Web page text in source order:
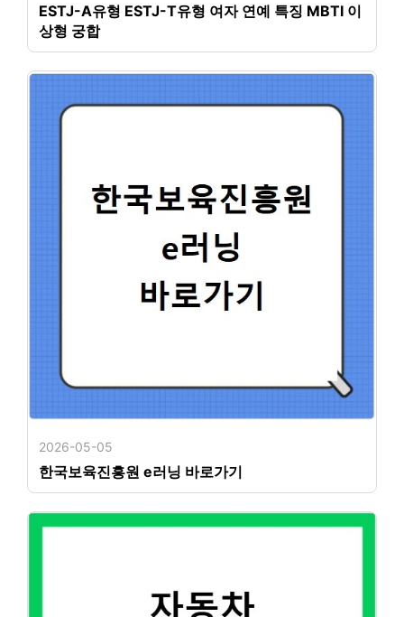
ESTJ-A유형 ESTJ-T유형 여자 연예 특징 MBTI 이
상형 궁합
2026-05-05
한국보육진흥원 e러닝 바로가기